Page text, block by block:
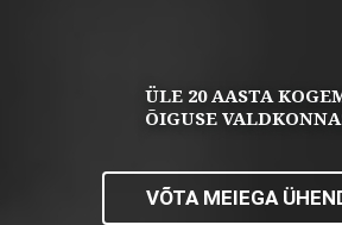
ORIENTEERITUS KIIRE JA
OPTIMAALSE TULEMUSE
VÕTA MEIEGA